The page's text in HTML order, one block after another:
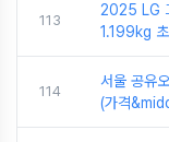
113
2025 LG
1.199kg
114
서울 공유
(가격